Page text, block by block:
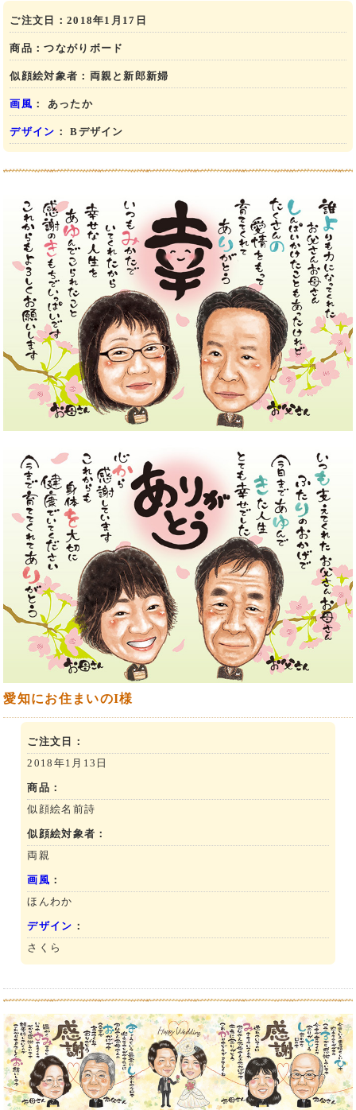
ご注文日： 2018年1月17日
商品：つながりボード
似顔絵対象者： 両親と新郎新婦
画風 ： あったか
デザイン ： Bデザイン
愛知にお住まいのI様
ご注文日：
2018年1月13日
商品：
似顔絵名前詩
似顔絵対象者：
両親
画風 ：
ほんわか
デザイン ：
さくら